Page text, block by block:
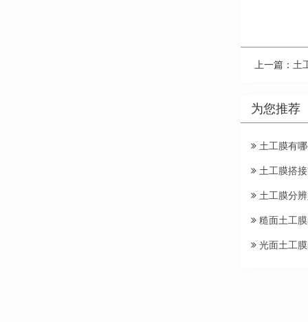
上一篇： 土
为您推荐
土工膜有
土工膜搭
土工膜分
糙面土工
光面土工